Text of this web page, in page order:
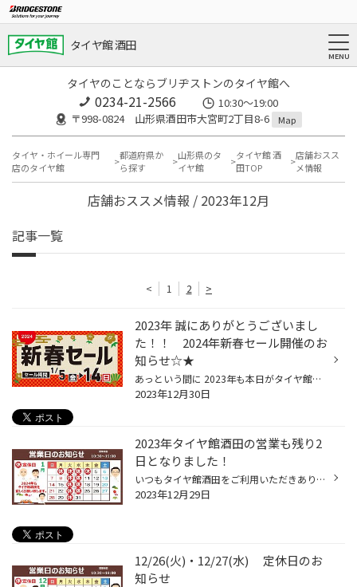
タイヤ館 酒田
タイヤのことならブリヂストンのタイヤ館へ
0234-21-2566
10:30～19:00
〒998-0824 山形県酒田市大宮町2丁目8-6
Map
タイヤ・ホイール専門
店のタイヤ館
都道府県か
ら探す
山形県のタ
イヤ館
タイヤ館 酒
田TOP
店舗おスス
メ情報
店舗おススメ情報 / 2023年12月
記事一覧
< 1 2 >
2023年 誠にありがとうございまし
た！！ 2024年新春セール開催のお
知らせ☆★
あっという間に 2023年も本日がタイヤ館酒田の最終営業日となりました。 本当にあっという間で・・色々な事があった1年だったと思うのですが 中々思い出せないのは・・ ドンドン記憶が更新されているからでしょうか(/ω＼) 2023年、たくさんの皆様にタイヤ館酒田へご来店頂けた事 本当に感謝でいっぱ...
2023年12月30日
2023年タイヤ館酒田の営業も残り2
日となりました！
いつもタイヤ館酒田をご利用いただきありがとうございます。 年内の営業は残り2日。明日が最終日となります。 年末年始は多くの車屋さんや部品屋さんなどが連休に入ります。 お車のトラブルなどないように事前に点検、交換しておきましょう！！ 特にタイヤの残溝や、空気圧・バッテリーなど 安全点...
2023年12月29日
12/26(火)・12/27(水) 定休日のお
知らせ